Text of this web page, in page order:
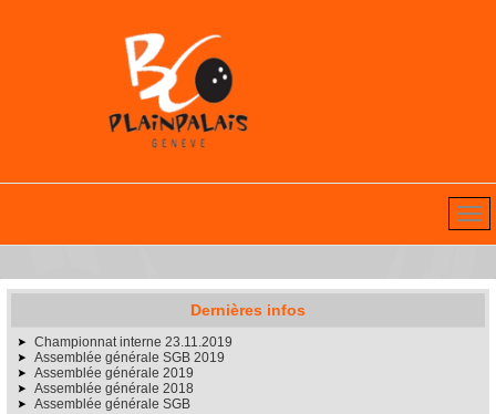
Dernières infos
Championnat interne 23.11.2019
Assemblée générale SGB 2019
Assemblée générale 2019
Assemblée générale 2018
Assemblée générale SGB